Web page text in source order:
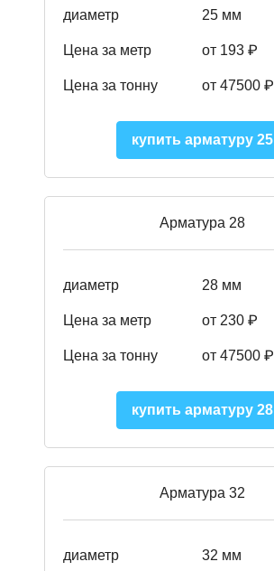
диаметр 25 мм
Цена за метр от 193 ₽
Цена за тонну от 47500 ₽
купить арматуру 25
Арматура 28
диаметр 28 мм
Цена за метр от 230 ₽
Цена за тонну от 47500 ₽
купить арматуру 28
Арматура 32
диаметр 32 мм